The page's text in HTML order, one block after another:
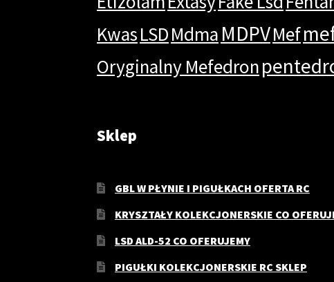
KwasLSDMdma MDPVMef
Oryginalny Mefedron
Sklep
GBL W PŁYNIE I PIGUŁKACH OFERTA RC
KRYSZTAŁY KOLEKCJONERSKIE CO
LSD ALD-52 CO OFERUJEMY
PIGUŁKI KOLEKCJONERSKIE RC SKLEP